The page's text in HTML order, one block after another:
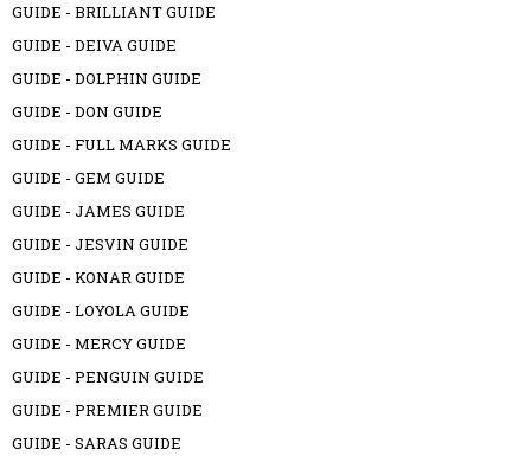
GUIDE - BRILLIANT GUIDE
GUIDE - DEIVA GUIDE
GUIDE - DOLPHIN GUIDE
GUIDE - DON GUIDE
GUIDE - FULL MARKS GUIDE
GUIDE - GEM GUIDE
GUIDE - JAMES GUIDE
GUIDE - JESVIN GUIDE
GUIDE - KONAR GUIDE
GUIDE - LOYOLA GUIDE
GUIDE - MERCY GUIDE
GUIDE - PENGUIN GUIDE
GUIDE - PREMIER GUIDE
GUIDE - SARAS GUIDE